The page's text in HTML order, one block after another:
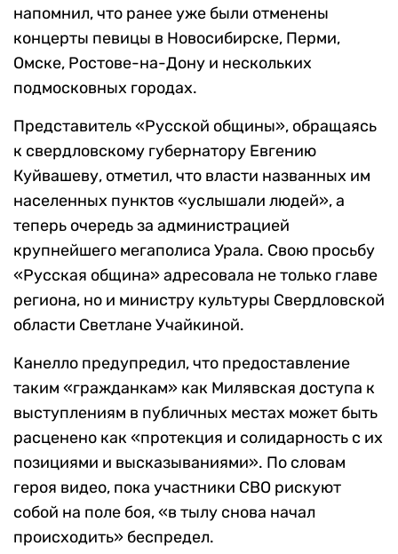
напомнил, что ранее уже были отменены
концерты певицы в Новосибирске, Перми,
Омске, Ростове-на-Дону и нескольких
подмосковных городах.
Представитель «Русской общины», обращаясь
к свердловскому губернатору Евгению
Куйвашеву, отметил, что власти названных им
населенных пунктов «услышали людей», а
теперь очередь за администрацией
крупнейшего мегаполиса Урала. Свою просьбу
«Русская община» адресовала не только главе
региона, но и министру культуры Свердловской
области Светлане Учайкиной.
Канелло предупредил, что предоставление
таким «гражданкам» как Милявская доступа к
выступлениям в публичных местах может быть
расценено как «протекция и солидарность с их
позициями и высказываниями». По словам
героя видео, пока участники СВО рискуют
собой на поле боя, «в тылу снова начал
происходить» беспредел.